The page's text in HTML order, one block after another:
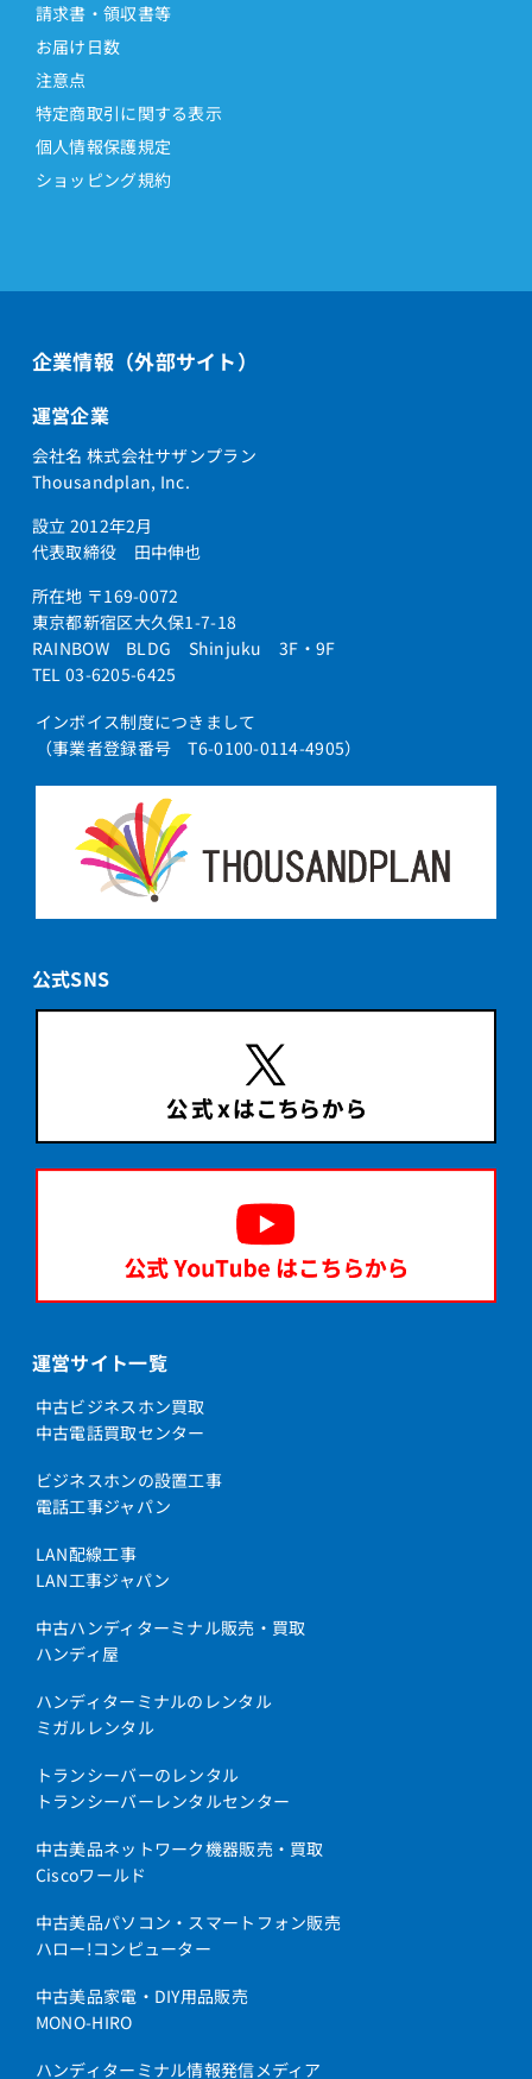
請求書・領収書等
お届け日数
注意点
特定商取引に関する表示
個人情報保護規定
ショッピング規約
企業情報（外部サイト）
運営企業
会社名 株式会社サザンプラン
Thousandplan, Inc.
設立 2012年2月
代表取締役 田中伸也
所在地 〒169-0072
東京都新宿区大久保1-7-18
RAINBOW BLDG Shinjuku 3F・9F
TEL 03-6205-6425
インボイス制度につきまして
（事業者登録番号 T6-0100-0114-4905）
公式SNS
運営サイト一覧
中古ビジネスホン買取
中古電話買取センター
ビジネスホンの設置工事
電話工事ジャパン
LAN配線工事
LAN工事ジャパン
中古ハンディターミナル販売・買取
ハンディ屋
ハンディターミナルのレンタル
ミガルレンタル
トランシーバーのレンタル
トランシーバーレンタルセンター
中古美品ネットワーク機器販売・買取
Ciscoワールド
中古美品パソコン・スマートフォン販売
ハロー!コンピューター
中古美品家電・DIY用品販売
MONO-HIRO
ハンディターミナル情報発信メディア